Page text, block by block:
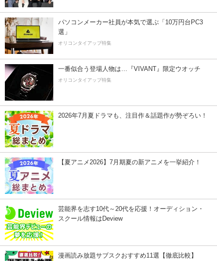
パソコンメーカー社員が本気で選ぶ「10万円台PC3
選」
オリコンタイアップ特集
一番似合う登場人物は…『VIVANT』限定ウオッチ
オリコンタイアップ特集
2026年7月夏ドラマも、注目作＆話題作が勢ぞろい！
【夏アニメ2026】7月期夏の新アニメを一挙紹介！
芸能界を志す10代～20代を応援！オーディション・
スクール情報はDeview
漫画読み放題サブスクおすすめ11選【徹底比較】